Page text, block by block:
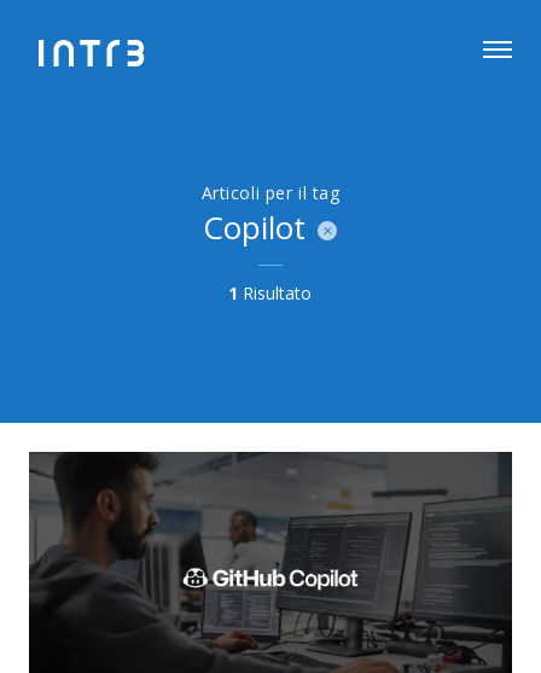
Articoli per il tag
Copilot
1 Risultato